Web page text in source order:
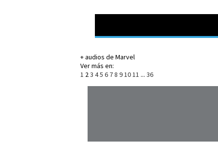
+ audios de Marvel
Ver más en:
1 23 45 6 78 91011 ... 36